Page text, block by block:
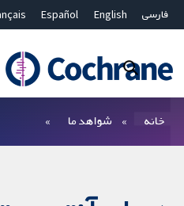
فارسی English
Español
Bahasa Malaysia
ไทย
繁體中文
خانه شواهد ما